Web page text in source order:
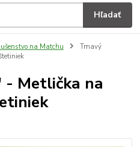
Hľadať
na Matchu
Tmavý
- Metlička na